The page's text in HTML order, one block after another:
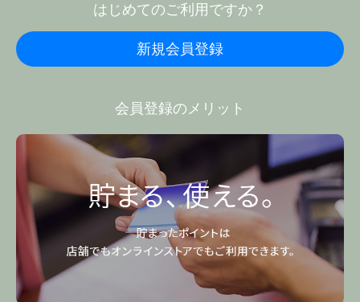
はじめてのご利用ですか？
新規会員登録
会員登録のメリット